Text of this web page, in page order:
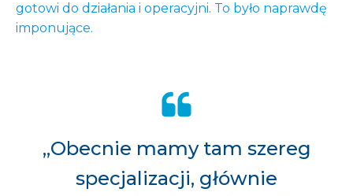
gotowi do działania i operacyjni. To było naprawdę
imponujące.
„Obecnie mamy tam szereg
specjalizacji, głównie